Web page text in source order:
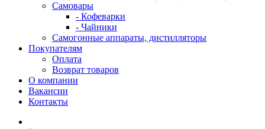
Самовары
- Кофеварки
- Чайники
Самогонные аппараты, дистилляторы
Покупателям
Оплата
Возврат товаров
О компании
Вакансии
Контакты